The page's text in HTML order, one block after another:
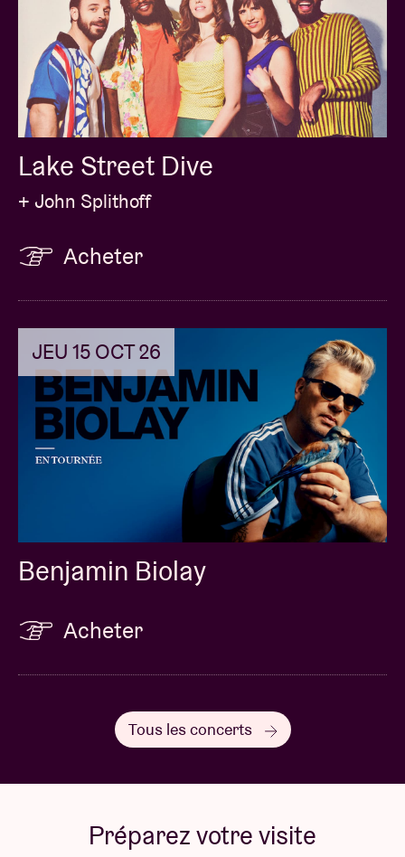
Lake Street Dive
+ John Splithoff
Acheter
JEU 15 OCT 26
Benjamin Biolay
Acheter
Tous les concerts
Préparez votre visite